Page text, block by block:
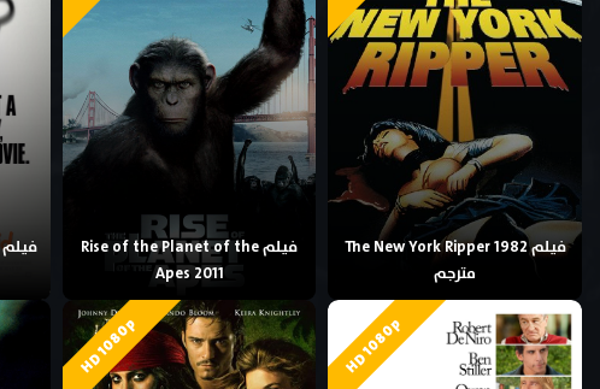
فيلم The New York Ripper 1982
مترجم
فيلم Rise of the Planet of the
Apes 2011
HD 1080p
HD 1080p